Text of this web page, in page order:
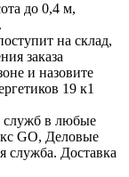
до 0,4 м,
на склад,
заказа
и назовите
19 к1
служб в любые
GO, Деловые
служба. Доставка